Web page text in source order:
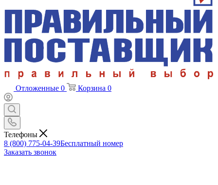
Отложенные 0 Корзина 0
Телефоны
8 (800) 775-04-39Бесплатный номер
Заказать звонок